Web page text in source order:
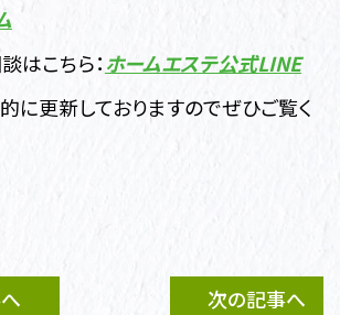
はこちら：ホームエステ公式LINE
に更新しておりますのでぜひご覧く
次の記事へ